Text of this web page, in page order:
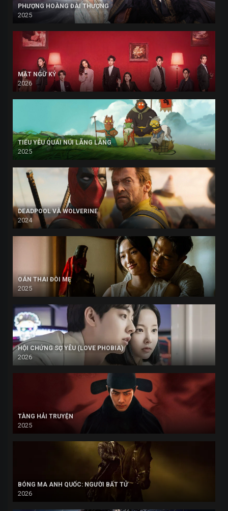
PHƯỢNG HOÀNG ĐÀI THƯỢNG
2025
MẬT NGỮ KỶ
2026
TIỂU YÊU QUÁI NÚI LÃNG LÃNG
2025
DEADPOOL VÀ WOLVERINE
2024
OÁN THAI ĐÒI MẸ
2025
HỘI CHỨNG SỢ YÊU (LOVE PHOBIA)
2026
TÀNG HẢI TRUYỆN
2025
BÓNG MA ANH QUỐC: NGƯỜI BẤT TỬ
2026